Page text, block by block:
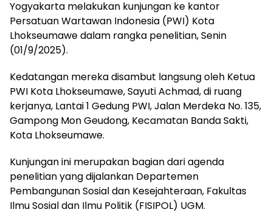
Yogyakarta melakukan kunjungan ke kantor
Persatuan Wartawan Indonesia (PWI) Kota
Lhokseumawe dalam rangka penelitian, Senin
(01/9/2025).
Kedatangan mereka disambut langsung oleh Ketua
PWI Kota Lhokseumawe, Sayuti Achmad, di ruang
kerjanya, Lantai 1 Gedung PWI, Jalan Merdeka No. 135,
Gampong Mon Geudong, Kecamatan Banda Sakti,
Kota Lhokseumawe.
Kunjungan ini merupakan bagian dari agenda
penelitian yang dijalankan Departemen
Pembangunan Sosial dan Kesejahteraan, Fakultas
Ilmu Sosial dan Ilmu Politik (FISIPOL) UGM.